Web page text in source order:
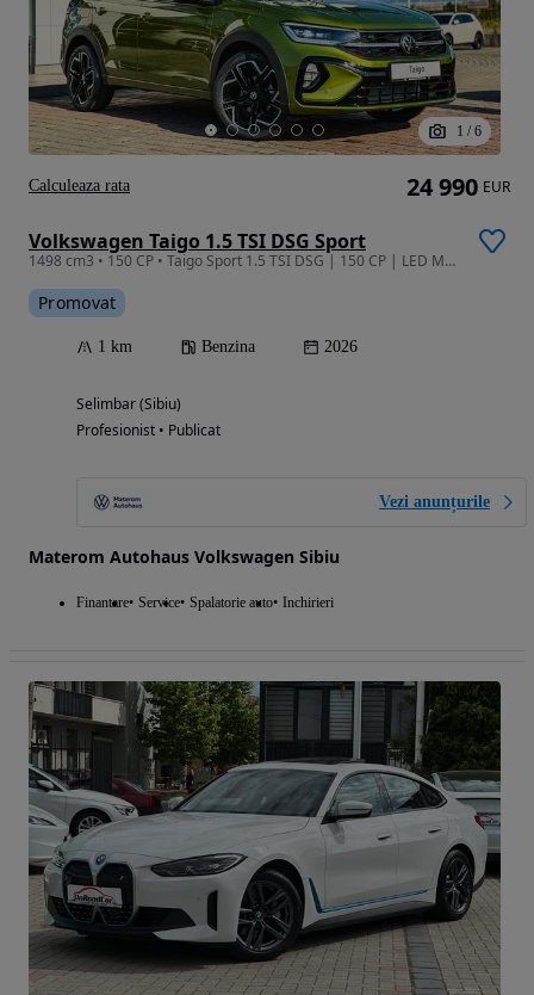
1 / 6
Volkswagen Taigo 1.5 TSI DSG Sport
1498 cm3 • 150 CP • Taigo Sport 1.5 TSI DSG | 150 CP | LED Matrix | Trapă Panoramică
Promovat
1 km Benzina 2026
Selimbar (Sibiu)
Profesionist • Publicat
Vezi anunțurile
Materom Autohaus Volkswagen Sibiu
Finantare Service Spalatorie auto Inchirieri
24 990 EUR
Calculeaza rata